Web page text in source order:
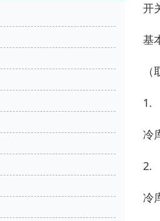
开
基
1.
冷
2.
冷